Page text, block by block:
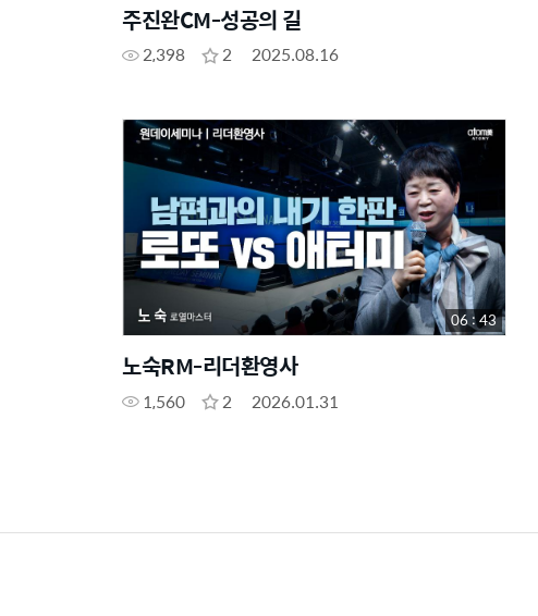
주진완CM-성공의 길
2,398 2 2025.08.16
노숙RM-리더환영사
1,560 2 2026.01.31
06 : 43